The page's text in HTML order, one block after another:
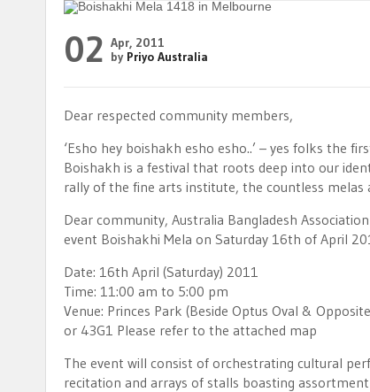
02 Apr, 2011
by Priyo Australia
Dear respected community members,
‘Esho hey boishakh esho esho..’ – yes folks the
Boishakh is a festival that roots deep into our
rally of the fine arts institute, the countless melas
Dear community, Australia Bangladesh
event Boishakhi Mela on Saturday 16th of April
Date: 16th April (Saturday) 2011
Time: 11:00 am to 5:00 pm
Venue: Princes Park (Beside Optus Oval &
or 43G1 Please refer to the attached map
The event will consist of orchestrating cultural
recitation and arrays of stalls boasting